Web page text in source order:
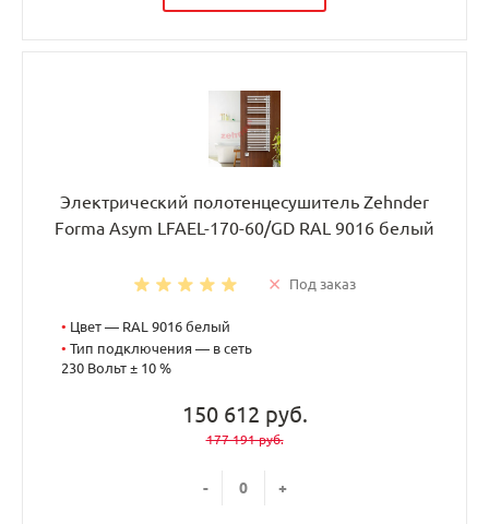
Электрический полотенцесушитель Zehnder
Forma Asym LFAEL-170-60/GD RAL 9016 белый
Под заказ
• Цвет — RAL 9016 белый
• Тип подключения — в сеть
230 Вольт ± 10 %
150 612 руб.
177 191 руб.
- +